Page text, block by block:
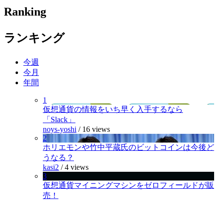
Ranking
ランキング
今週
今月
年間
1
仮想通貨の情報をいち早く入手するなら
「Slack」
noys-yoshi / 16 views
2
ホリエモンや竹中平蔵氏のビットコインは今後ど
うなる？
kasi2 /4 views
3
仮想通貨マイニングマシンをゼロフィールドが販
売！